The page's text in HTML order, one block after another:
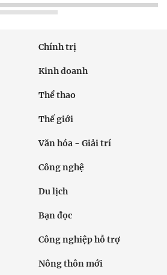
Chính trị
Kinh doanh
Thể thao
Thế giới
Văn hóa - Giải trí
Công nghệ
Du lịch
Bạn đọc
Công nghiệp hỗ trợ
Nông thôn mới